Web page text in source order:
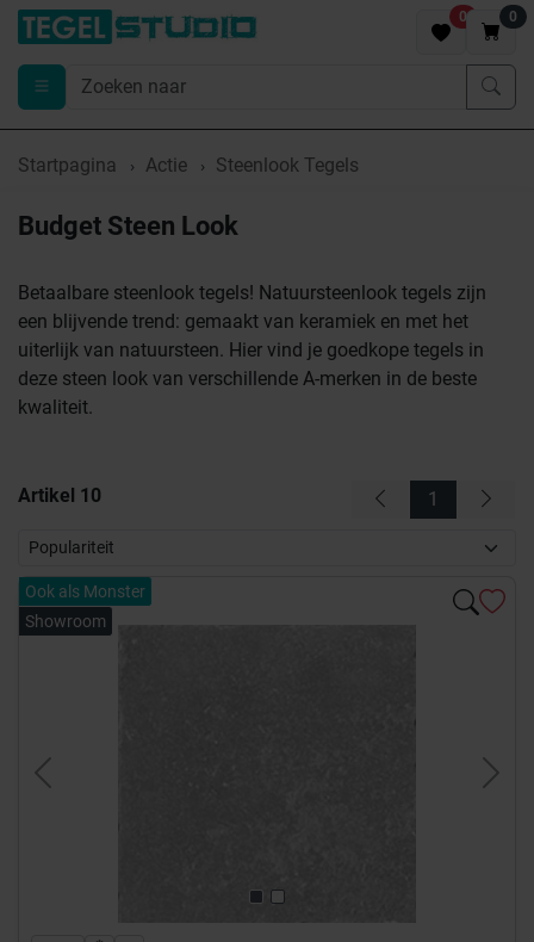
0 0
Startpagina Actie Steenlook Tegels
Budget Steen Look
Betaalbare steenlook tegels! Natuursteenlook tegels zijn
een blijvende trend: gemaakt van keramiek en met het
uiterlijk van natuursteen. Hier vind je goedkope tegels in
deze steen look van verschillende A-merken in de beste
kwaliteit.
Artikel 10 1
Ook als Monster
Showroom
Previous Next